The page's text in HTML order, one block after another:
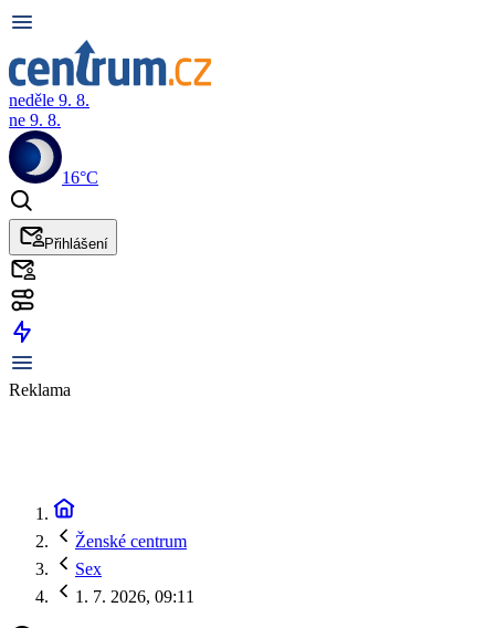
neděle 9. 8.
ne 9. 8.
16°C
Přihlášení
Reklama
Ženské centrum
Sex
1. 7. 2026, 09:11